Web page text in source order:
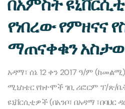
በአምስት
የነበረው የምዘናና
ማጠናቀቁን
አዳማ፣ ሰኔ 12 ቀን 2017 ዓ/ም
ሚኒስቴር የከተሞች ገቢ ሪፎርም ፕ/ጽ/
ዩኒቨርሲቲዎች (በአንቦ፣ በአዳማ ፣በባህር